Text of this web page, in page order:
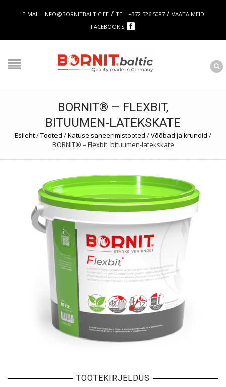
E-MAIL: INFO@BORNITBALTIC.EE/ TEL: +372 526 5087/ VAATA MEID
FACEBOOK'S
BORNIT® – FLEXBIT,
BITUUMEN-LATEKSKATE
Esileht/Tooted /Katuse saneerimistooted /Võõbad ja krundid /
BORNIT® – Flexbit, bituumen-latekskate
TOOTEKIRJELDUS